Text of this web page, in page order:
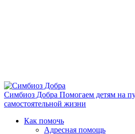
Симбиоз Добра Помогаем детям на
самостоятельной жизни
Как помочь
Адресная помощь